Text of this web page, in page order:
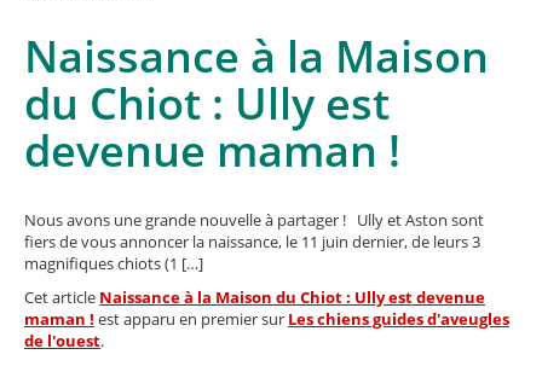
Naissance à la Maison
du Chiot : Ully est
devenue maman !
Nous avons une grande nouvelle à partager ! Ully et Aston sont
fiers de vous annoncer la naissance, le 11 juin dernier, de leurs 3
magnifiques chiots (1 […]
Cet article Naissance à la Maison du Chiot : Ully est devenue
maman ! est apparu en premier sur Les chiens guides d'aveugles
de l'ouest.